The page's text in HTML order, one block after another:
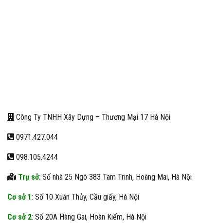
Công Ty TNHH Xây Dựng – Thương Mại 17 Hà Nội
0971.427.044
098.105.4244
Trụ sở: Số nhà 25 Ngõ 383 Tam Trinh, Hoàng Mai, Hà Nội
Cơ sở 1: Số 10 Xuân Thủy, Cầu giấy, Hà Nội
Cơ sở 2: Số 20A Hàng Gai, Hoàn Kiếm, Hà Nội